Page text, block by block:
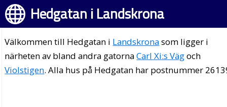
Hedgatan i Landskrona
Välkommen till Hedgatan i Landskronasom ligger i
närheten av bland andra gatornaCarl Xi:s Vägoch
Violstigen. Alla hus på Hedgatan har postnummer